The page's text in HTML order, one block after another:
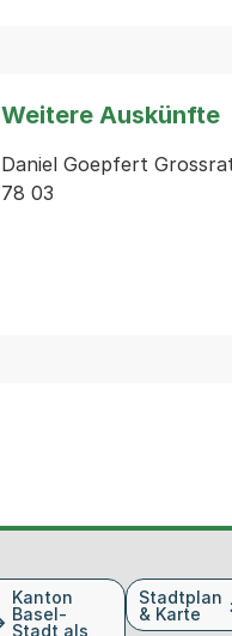
Weitere Auskünfte
Daniel Goepfert
78 03
Kanton
Basel-
Stadt als
Stadtplan
& Karte